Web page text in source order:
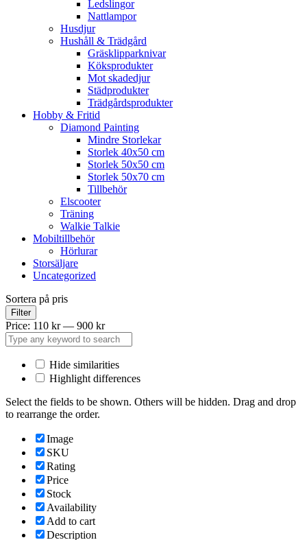
Ledslingor
Nattlampor
Husdjur
Hushåll & Trädgård
Gräsklipparknivar
Köksprodukter
Mot skadedjur
Städprodukter
Trädgårdsprodukter
Hobby & Fritid
Diamond Painting
Mindre Storlekar
Storlek 40x50 cm
Storlek 50x50 cm
Storlek 50x70 cm
Tillbehör
Elscooter
Träning
Walkie Talkie
Mobiltillbehör
Hörlurar
Storsäljare
Uncategorized
Sortera på pris
Filter
Price: 110 kr— 900 kr
Hide similarities
Highlight differences
Select the fields to be shown. Others will be hidden. Drag and drop
to rearrange the order.
Image
SKU
Rating
Price
Stock
Availability
Add to cart
Description